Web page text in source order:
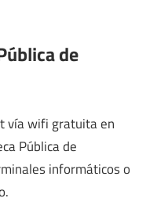
de
vía wifi gratuita en
Pública de
informáticos o